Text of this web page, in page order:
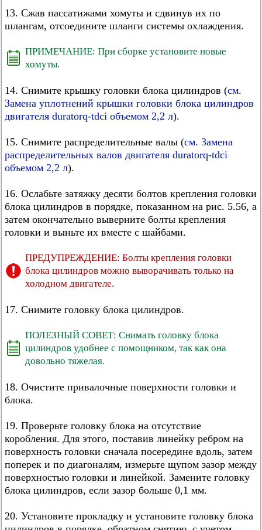
13. Сжав пассатижами хомуты и сдвинув их по
шлангам, отсоедините шланги системы охлаждения.
ПРИМЕЧАНИЕ: При сборке установите новые
хомуты.
14. Снимите крышку головки блока цилиндров (см.
Замена уплотнений крышки головки блока цилиндров
двигателя duratorq-tdci объемом 2,2 л).
15. Снимите распределительные валы (см. Замена
распределительных валов двигателя duratorq-tdci
объемом 2,2 л).
16. Ослабьте затяжку десяти болтов крепления головки
блока цилиндров в порядке, показанном на рис. 5.56, а
затем окончательно выверните болты крепления
головки и выньте их вместе с шайбами.
ПРЕДУПРЕЖДЕНИЕ: Болты крепления головки
блока цилиндров можно выворачивать только на
холодном двигателе.
17. Снимите головку блока цилиндров.
ПОЛЕЗНЫЙ СОВЕТ: Снимать головку блока
цилиндров удобнее с помощником, так как она
довольно тяжелая.
18. Очистите привалочные поверхности головки и
блока.
19. Проверьте головку блока на отсутствие
коробления. Для этого, поставив линейку ребром на
поверхность головки сначала посередине вдоль, затем
поперек и по диагоналям, измерьте щупом зазор между
поверхностью головки и линейкой. Замените головку
блока цилиндров, если зазор больше 0,1 мм.
20. Установите прокладку и установите головку блока